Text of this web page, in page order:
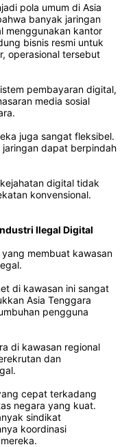
pola umum di Asia
banyak jaringan
menggunakan kantor
bisnis resmi untuk
operasional tersebut
pembayaran digital,
media sosial
juga sangat fleksibel.
dapat berpindah
digital tidak
konvensional.
Ilegal Digital
membuat kawasan
di kawasan ini sangat
Asia Tenggara
pengguna
di kawasan regional
dan
cepat terkadang
negara yang kuat.
sindikat
koordinasi